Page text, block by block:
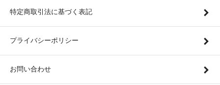
特定商取引法に基づく表記
プライバシーポリシー
お問い合わせ